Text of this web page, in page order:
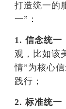
打造统一的
一”：
1. 信念统一
观，比如该
情”为核心
践行；
2. 标准统一